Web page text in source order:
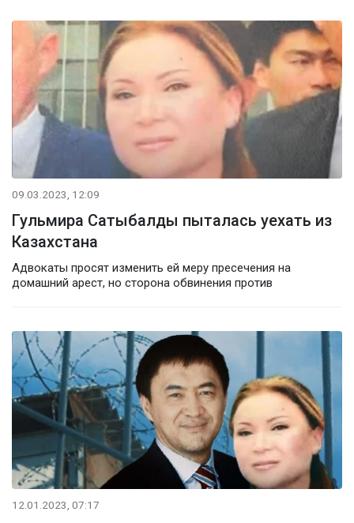
09.03.2023, 12:09
Гульмира Сатыбалды пыталась уехать из
Казахстана
Адвокаты просят изменить ей меру пресечения на
домашний арест, но сторона обвинения против
12.01.2023, 07:17